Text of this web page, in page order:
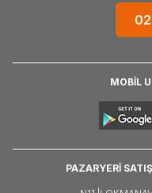
MOBİL
PAZARYERİ